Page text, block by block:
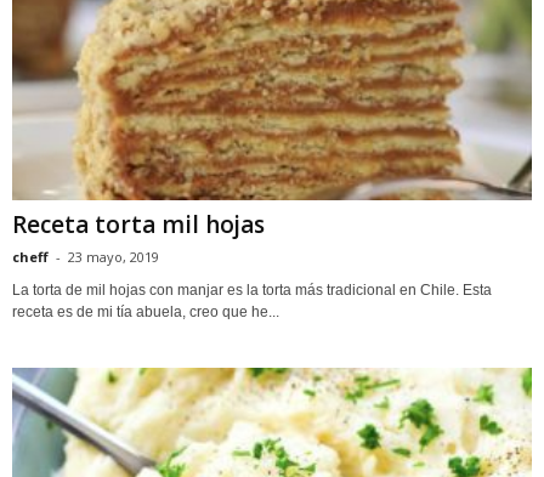
Receta torta mil hojas
cheff - 23 mayo, 2019
La torta de mil hojas con manjar es la torta más tradicional en Chile. Esta
receta es de mi tía abuela, creo que he...